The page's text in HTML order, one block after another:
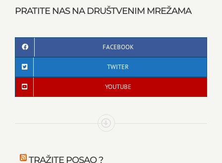
FACEBOOK
TWITER